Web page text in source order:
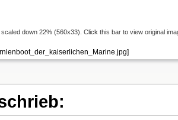
down 22% (560x33). Click this bar to view original